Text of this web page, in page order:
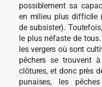
possiblement sa
en milieu plus difficile
de subsister).
le plus néfaste de
les vergers où sont
pêchers se trouvent
clôtures, et donc près
punaises, les